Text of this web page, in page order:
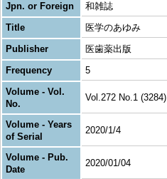
Jpn. or Foreign
和雑誌
Title
医学のあゆみ
Publisher
医歯薬出版
Frequency
5
Volume - Vol.
No.
Vol.272 No.1 (3284)
Volume - Years
of Serial
2020/1/4
Volume - Pub.
Date
2020/01/04